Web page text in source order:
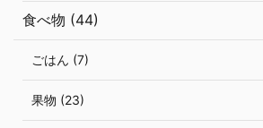
食べ物 (44)
ごはん (7)
果物 (23)